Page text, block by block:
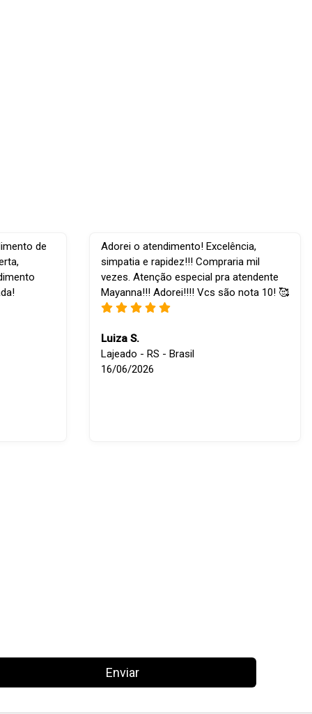
de
Adorei o atendimento! Excelência,
simpatia e rapidez!!! Compraria mil
vezes. Atenção especial pra atendente
Mayanna!!! Adorei!!!! Vcs são nota 10! 🥰
Luiza S.
Lajeado - RS - Brasil
16/06/2026
Enviar